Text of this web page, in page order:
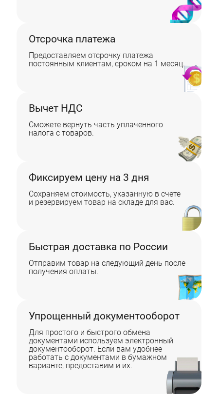
Отсрочка платежа
Предоставляем отсрочку платежа
постоянным клиентам, сроком на 1 месяц.
Вычет НДС
Сможете вернуть часть уплаченного
налога с товаров.
Фиксируем цену на 3 дня
Сохраняем стоимость, указанную в счете
и резервируем товар на складе для вас.
Быстрая доставка по России
Отправим товар на следующий день после
получения оплаты.
Упрощенный документооборот
Для простого и быстрого обмена
документами используем электронный
документооборот. Если вам удобнее
работать с документами в бумажном
варианте, предоставим и их.